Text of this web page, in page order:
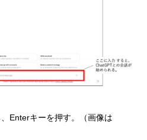
Enterキーを押す。（画像は